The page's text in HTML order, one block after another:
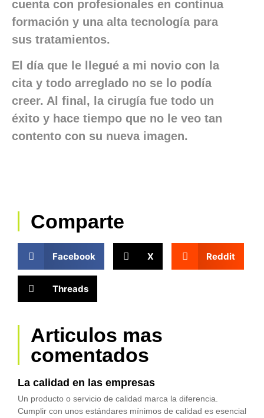
cuenta con profesionales en continua
formación y una alta tecnología para
sus tratamientos.
El día que le llegué a mi novio con la
cita y todo arreglado no se lo podía
creer. Al final, la cirugía fue todo un
éxito y hace tiempo que no le veo tan
contento con su nueva imagen.
Comparte
Facebook X Reddit
Threads
Articulos mas
comentados
La calidad en las empresas
Un producto o servicio de calidad marca la diferencia.
Cumplir con unos estándares mínimos de calidad es esencial